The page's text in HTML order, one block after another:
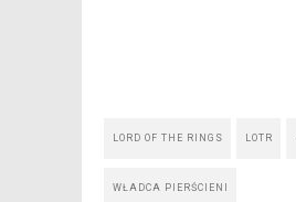
LORD OF THE RINGS LOTR
WŁADCA PIERŚCIENI